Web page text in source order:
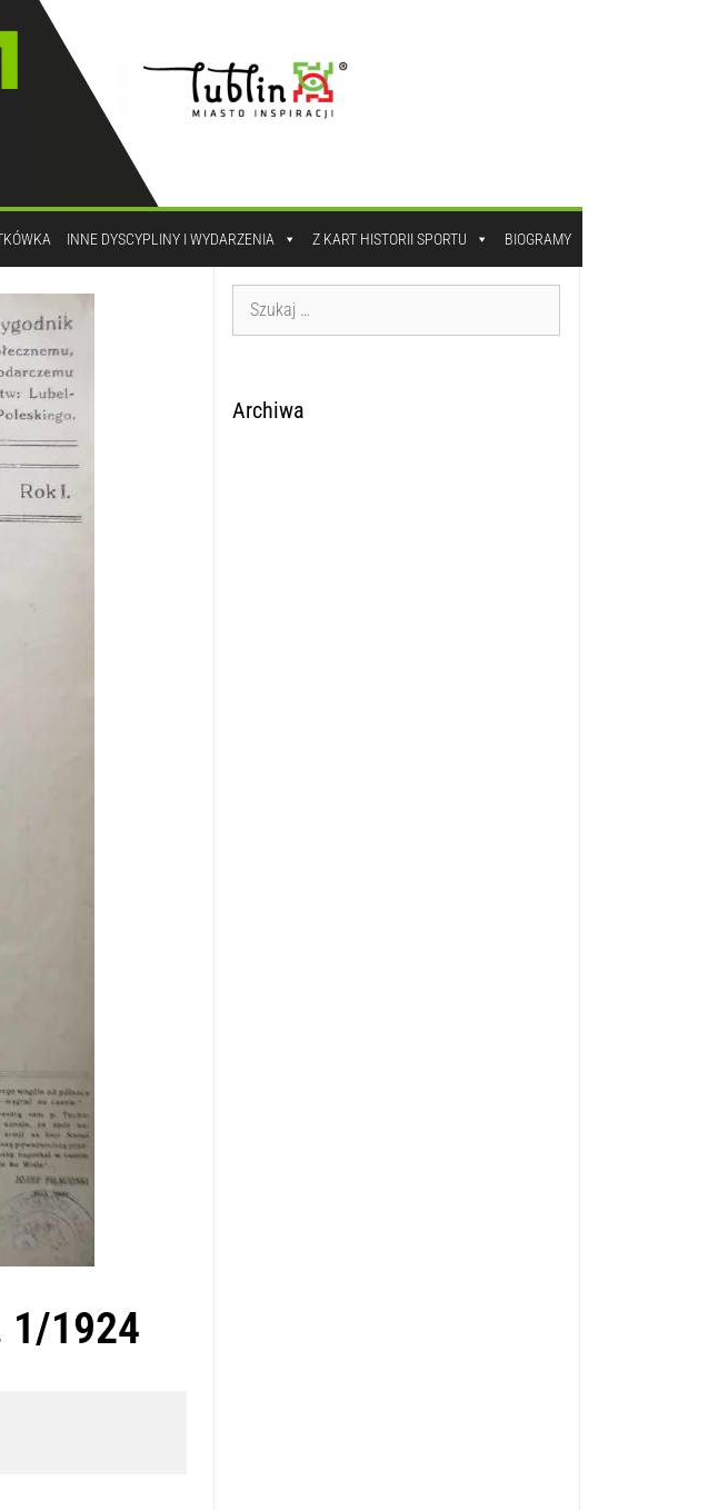
INNE DYSCYPLINY I WYDARZENIA Z KART HISTORII SPORTU BIOGRAMY
1/1924
Archiwa